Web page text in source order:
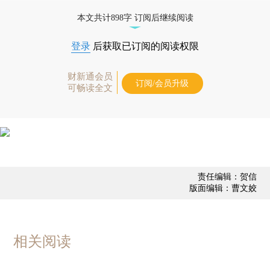
本文共计898字 订阅后继续阅读
登录 后获取已订阅的阅读权限
财新通会员
可畅读全文
订阅/会员升级
责任编辑：贺信
版面编辑：曹文姣
相关阅读